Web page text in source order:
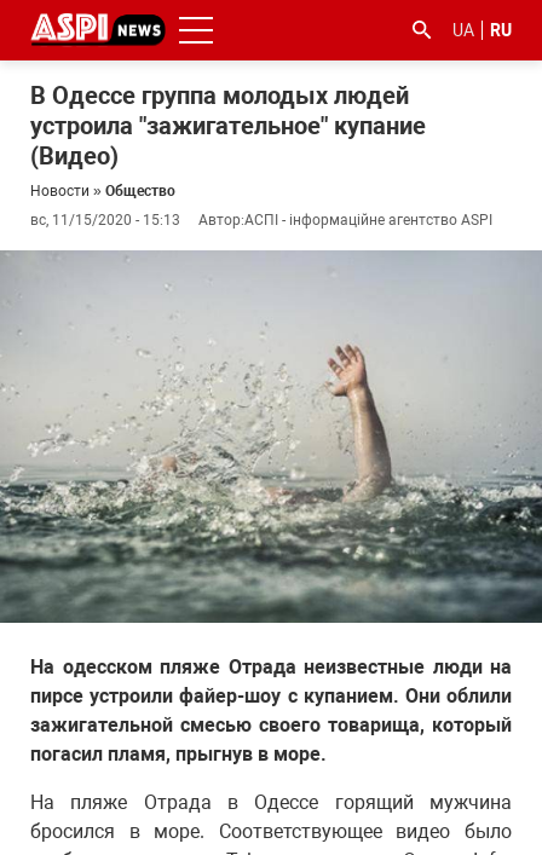
UA RU
В Одессе группа молодых людей
устроила "зажигательное" купание
(Видео)
Новости » Общество
вс, 11/15/2020 - 15:13
Автор:АСПІ - інформаційне агентство ASPI
На одесском пляже Отрада неизвестные люди на
пирсе устроили файер-шоу с купанием. Они облили
зажигательной смесью своего товарища, который
погасил пламя, прыгнув в море.
На пляже Отрада в Одессе горящий мужчина
бросился в море. Соответствующее видео было